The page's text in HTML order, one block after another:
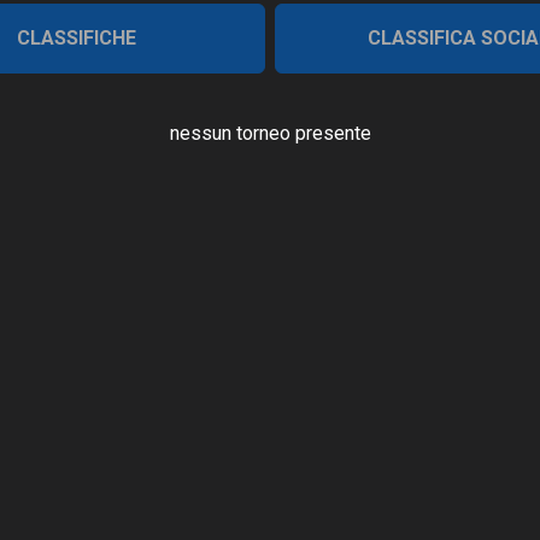
CLASSIFICHE CLASSIFICA
nessun torneo presente